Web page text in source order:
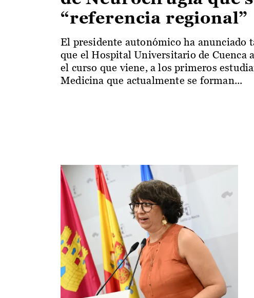
“referencia regional”
El presidente autonómico ha anunciado
que el Hospital Universitario de Cuenca
el curso que viene, a los primeros
Medicina que actualmente se forman...